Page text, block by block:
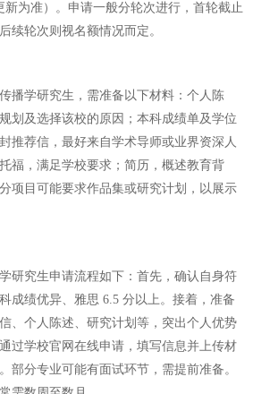
新为准）。申请一般分轮次进行，首轮截止
续轮次则视名额情况而定。
播学研究生，需准备以下材料：个人陈
划及选择该校的原因；本科成绩单及学位
推荐信，最好来自学术导师或业界资深人
福，满足学校要求；简历，概述教育背
项目可能要求作品集或研究计划，以展示
研究生申请流程如下：首先，确认自身符
成绩优异、雅思 6.5 分以上。接着，准备
、个人陈述、研究计划等，突出个人优势
过学校官网在线申请，填写信息并上传材
部分专业可能有面试环节，需提前准备。